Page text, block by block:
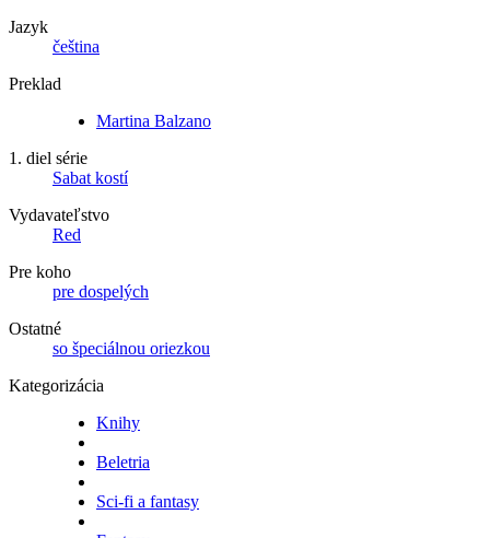
Jazyk
čeština
Preklad
Martina Balzano
1. diel série
Sabat kostí
Vydavateľstvo
Red
Pre koho
pre dospelých
Ostatné
so špeciálnou oriezkou
Kategorizácia
Knihy
Beletria
Sci-fi a fantasy